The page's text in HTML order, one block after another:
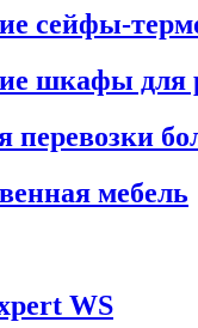
сейфы-
шкафы для
перевозки
мебель
WS